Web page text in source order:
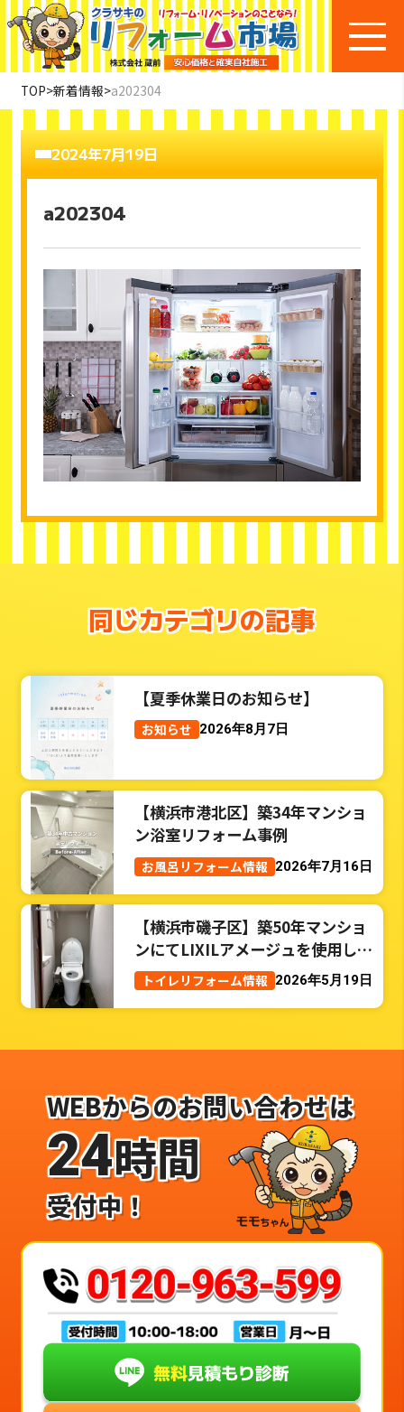
TOP>新着情報>a202304
2024年7月19日
a202304
同じカテゴリの記事
【夏季休業日のお知らせ】
お知らせ 2026年8月7日
【横浜市港北区】築34年マンショ
ン浴室リフォーム事例
お風呂リフォーム情報 2026年7月16日
【横浜市磯子区】築50年マンショ
ンにてLIXILアメージュを使用した
トイレリフォーム事例
トイレリフォーム情報 2026年5月19日
WEBからのお問い合わせは
24時間
受付中！